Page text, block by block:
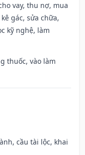
vay, thu nợ, mua
gác, sửa chữa,
kỹ nghệ, làm
thuốc, vào làm
cầu tài lộc, khai